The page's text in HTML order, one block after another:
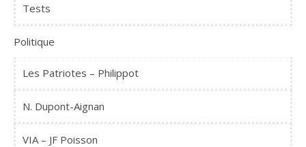
Tests
Politique
Les Patriotes – Philippot
N. Dupont-Aignan
VIA – JF Poisson